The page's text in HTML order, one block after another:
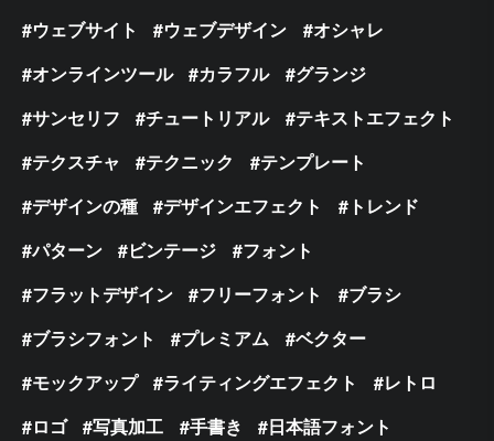
ウェブサイト
ウェブデザイン
オシャレ
オンラインツール
カラフル
グランジ
サンセリフ
チュートリアル
テキストエフェクト
テクスチャ
テクニック
テンプレート
デザインの種
デザインエフェクト
トレンド
パターン
ビンテージ
フォント
フラットデザイン
フリーフォント
ブラシ
ブラシフォント
プレミアム
ベクター
モックアップ
ライティングエフェクト
レトロ
ロゴ
写真加工 手書き
日本語フォント